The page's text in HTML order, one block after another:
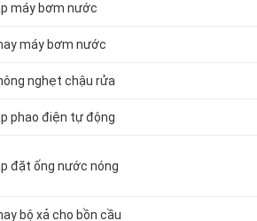
máy bơm nước
máy bơm nước
nghẹt chậu rửa
phao điện tự động
đặt ống nước nóng
bộ xả cho bồn cầu